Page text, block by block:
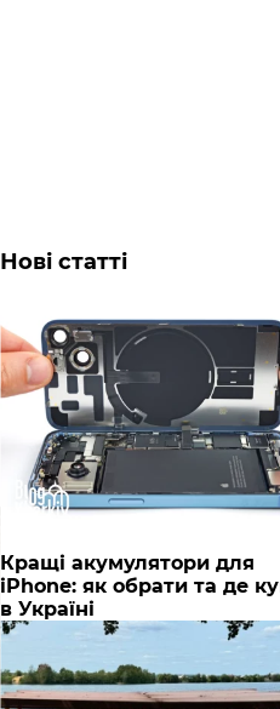
Нові статті
Кращі акумулятори для
iPhone: як обрати та де
в Україні